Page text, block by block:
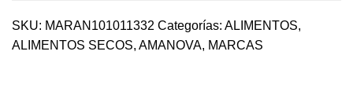
–
Cordero
SKU: MARAN101011332 Categorías: ALIMENTOS,
ALIMENTOS SECOS, AMANOVA, MARCAS